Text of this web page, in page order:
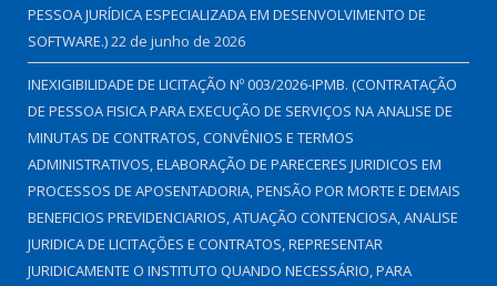
PESSOA JURÍDICA ESPECIALIZADA EM DESENVOLVIMENTO DE
SOFTWARE.)22 de junho de 2026
INEXIGIBILIDADE DE LICITAÇÃO Nº 003/2026-IPMB. (CONTRATAÇÃO
DE PESSOA FISICA PARA EXECUÇÃO DE SERVIÇOS NA ANALISE DE
MINUTAS DE CONTRATOS, CONVÊNIOS E TERMOS
ADMINISTRATIVOS, ELABORAÇÃO DE PARECERES JURIDICOS EM
PROCESSOS DE APOSENTADORIA, PENSÃO POR MORTE E DEMAIS
BENEFICIOS PREVIDENCIARIOS, ATUAÇÃO CONTENCIOSA, ANALISE
JURIDICA DE LICITAÇÕES E CONTRATOS, REPRESENTAR
JURIDICAMENTE O INSTITUTO QUANDO NECESSÁRIO, PARA